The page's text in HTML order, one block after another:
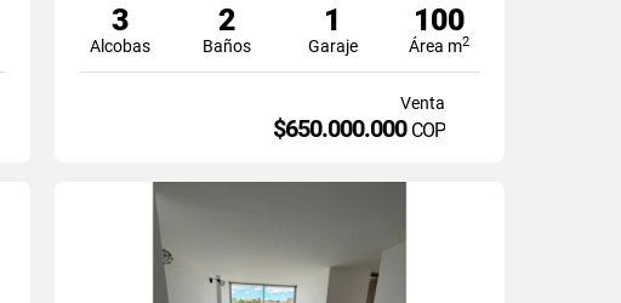
3
Alcobas
2
Baños
1
Garaje
100
Área m2
Venta
$650.000.000 COP